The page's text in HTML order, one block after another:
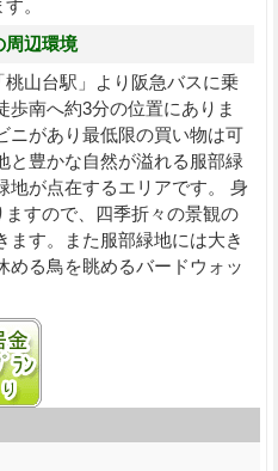
。
周辺環境
山台駅」より阪急バスに乗
歩南へ約3分の位置にありま
ニがあり最低限の買い物は可
と豊かな自然が溢れる服部緑
地が点在するエリアです。 身
すので、四季折々の景観の
ます。また服部緑地には大き
める鳥を眺めるバードウォッ
け入れ可
入居金0円プランあり